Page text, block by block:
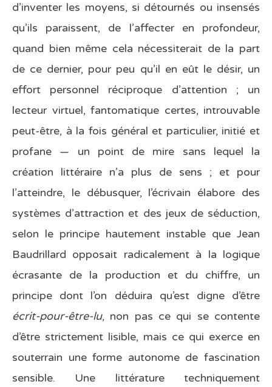
d’inventer les moyens, si détournés ou insensés
qu’ils paraissent, de l’affecter en profondeur,
quand bien même cela nécessiterait de la part
de ce dernier, pour peu qu’il en eût le désir, un
effort personnel réciproque d’attention ; un
lecteur virtuel, fantomatique certes, introuvable
peut-être, à la fois général et particulier, initié et
profane — un point de mire sans lequel la
création littéraire n’a plus de sens ; et pour
l’atteindre, le débusquer, l’écrivain élabore des
systèmes d’attraction et des jeux de séduction,
selon le principe hautement instable que Jean
Baudrillard opposait radicalement à la logique
écrasante de la production et du chiffre, un
principe dont l’on déduira qu’est digne d’être
écrit-pour-être-lu, non pas ce qui se contente
d’être strictement lisible, mais ce qui exerce en
souterrain une forme autonome de fascination
sensible. Une littérature techniquement